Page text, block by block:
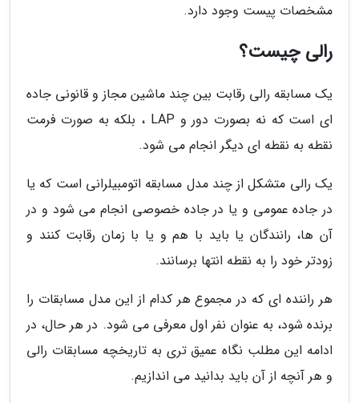
مشخصات پیست وجود دارد.
رالی چیست؟
یک مسابقه رالی رقابت بین چند ماشین مجاز و قانونی جاده
ای است که نه بصورت دور و LAP ، بلکه به صورت فرمت
نقطه به نقطه ای دیگر انجام می شود.
یک رالی متشکل از چند مدل مسابقه اتومبیلرانی است که یا
در جاده عمومی و یا در جاده خصوصی انجام می شود و در
آن ها، رانندگان یا باید با هم و یا با زمان رقابت کنند و
زودتر خود را به نقطه انتها برسانند.
هر راننده ای که در مجموع هر کدام از این مدل مسابقات را
برنده شود، به عنوان نفر اول معرفی می شود. در هر حال، در
ادامه این مطلب نگاه عمیق تری به تاریخچه مسابقات رالی
و هر آنچه از آن باید بدانید می اندازیم.